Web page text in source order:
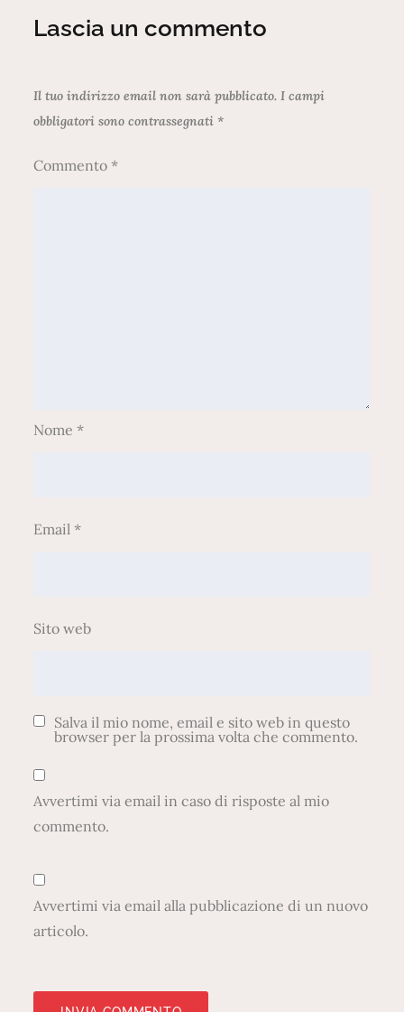
Lascia un commento
Il tuo indirizzo email non sarà pubblicato. I campi
obbligatori sono contrassegnati *
Commento*
Nome*
Email*
Sito web
Salva il mio nome, email e sito web in questo
browser per la prossima volta che commento.
Avvertimi via email in caso di risposte al mio
commento.
Avvertimi via email alla pubblicazione di un nuovo
articolo.